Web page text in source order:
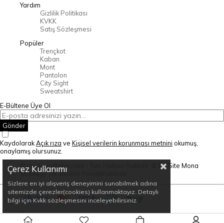
Yardım
Gizlilik Politikası
KVKK
Satış Sözleşmesi
Popüler
Trençkot
Kaban
Mont
Pantolon
City Sight
Sweatshirt
E-Bültene Üye Ol
Gönder
KaydolarakAçık rıza ve Kişisel verilerin korunması metnini okumuş,
onaylamış olursunuz.
© mervegultekin.com - Tüm Hakları Saklıdır. © Bu Site Mona
Strategy Tarafından Yönetilmektedir.
Çerez Kullanımı
Sizlere en iyi alışveriş deneyimini sunabilmek adına
sitemizde çerezler(cookies) kullanmaktayız. Detaylı
bilgi için Kvkk sözleşmesini inceleyebilirsiniz.